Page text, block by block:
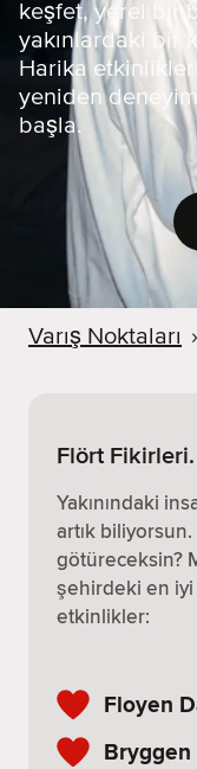
keşfet, yerel bir
yakınlardaki bir
Harika
yeniden
başla.
Varış Noktaları ›
Flört
Yakınındaki
artık
götüreceksin?
şehirdeki en
etkinlikler:
Floyen
Bryggen